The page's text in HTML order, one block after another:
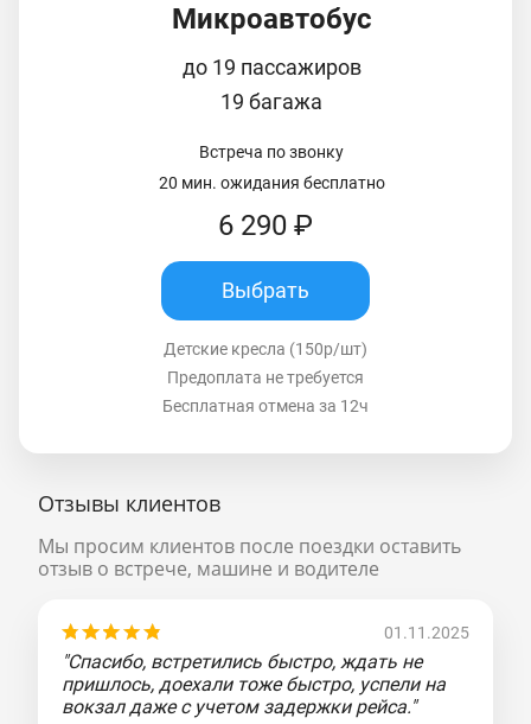
Микроавтобус
до 19 пассажиров
19 багажа
Встреча по звонку
20 мин. ожидания бесплатно
6 290 ₽
Выбрать
Детские кресла (150р/шт)
Предоплата не требуется
Бесплатная отмена за 12ч
Отзывы клиентов
Мы просим клиентов после поездки оставить
отзыв о встрече, машине и водителе
01.11.2025
"Спасибо, встретились быстро, ждать не
пришлось, доехали тоже быстро, успели на
вокзал даже с учетом задержки рейса."